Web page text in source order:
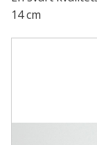
14 cm